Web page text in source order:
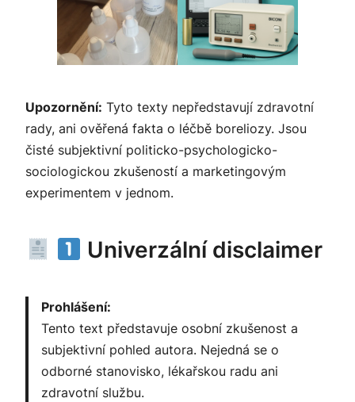
Upozornění: Tyto texty nepředstavují zdravotní
rady, ani ověřená fakta o léčbě boreliozy. Jsou
čisté subjektivní politicko-psychologicko-
sociologickou zkušeností a marketingovým
experimentem v jednom.
Univerzální disclaimer
Prohlášení:
Tento text představuje osobní zkušenost a
subjektivní pohled autora. Nejedná se o
odborné stanovisko, lékařskou radu ani
zdravotní službu.